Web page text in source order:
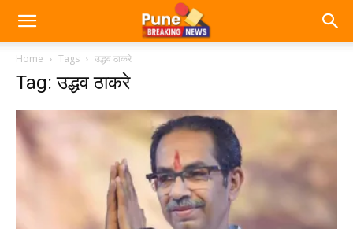
Home Tags उद्धव ठाकरे
Tag: उद्धव ठाकरे